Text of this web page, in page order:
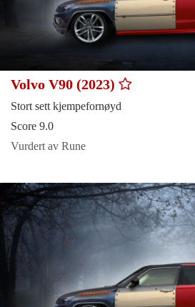
Volvo V90 (2023)
Stort sett kjempefornøyd
Score 9.0
Vurdert av Rune